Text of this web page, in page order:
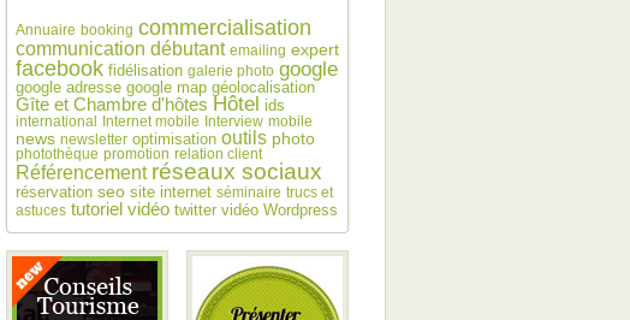
Annuaire booking commercialisation
communication débutant emailing expert
facebook fidélisation galerie photo google
google adresse google map géolocalisation
Gîte et Chambre d'hôtes Hôtel ids
international Internet mobile Interview mobile
news newsletter optimisation outils photo
photothèque promotion relation client
Référencement réseaux sociaux
réservation seo site internet séminaire trucs et
astuces tutoriel vidéo twitter vidéo Wordpress